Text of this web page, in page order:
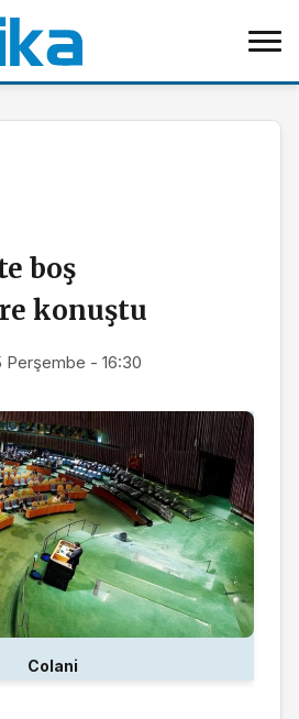
boş
konuştu
Perşembe - 16:30
Colani